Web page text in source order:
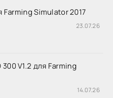
Simulator 2017
23.07.26
V1.2 для Farming
14.07.26